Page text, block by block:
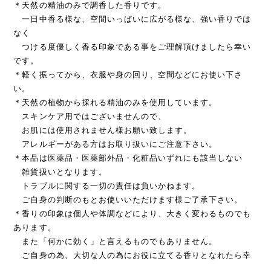
＊天然の精油のみで調香した香りです。
一日中香る様な、空間いっぱいに広がる様な、強い香りでは
なく
つける度優しく香る印象である事をご理解頂けましたら幸い
です。
＊軽く振ってから、衣服や身の回り、空間などにお使い下さ
い。
＊天然の植物から採れる精油のみを使用しています。
スキンケア用ではございませんので、
お肌には使用されません様お願い致します。
アレルギーがある方はお取り扱いにご注意下さい。
＊本品は医薬品・医薬部外品・化粧品いずれにも該当しない
雑貨扱いとなります。
トラブルに関する一切の責任は負いかねます。
ご自身の判断のもとお使いいただけます様ご了承下さい。
＊香りの印象は個人や体調などにより、大きく変わるものでも
あります。
また「何かに効く」と言えるものでもありません。
ご自身の為、大切な人の為にお役に立てる香りとなれたら幸